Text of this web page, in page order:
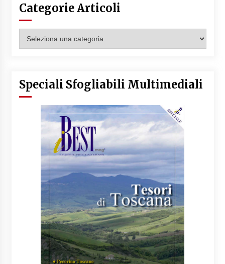
Categorie Articoli
Articoli
Speciali Sfogliabili Multimediali